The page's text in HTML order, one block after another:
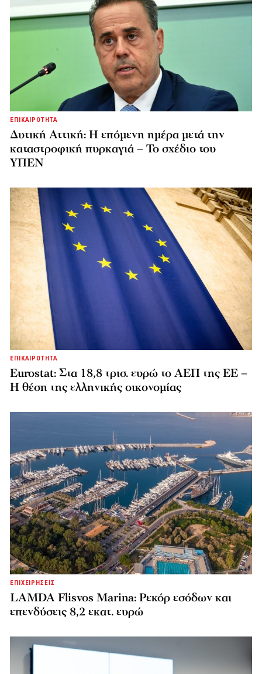
ΕΠΙΚΑΙΡΟΤΗΤΑ
Δυτική Αττική: Η επόμενη ημέρα μετά την
καταστροφική πυρκαγιά – Το σχέδιο του
ΥΠΕΝ
ΕΠΙΚΑΙΡΟΤΗΤΑ
Eurostat: Στα 18,8 τρισ. ευρώ το ΑΕΠ της ΕΕ –
Η θέση της ελληνικής οικονομίας
ΕΠΙΧΕΙΡΗΣΕΙΣ
LAMDA Flisvos Marina: Ρεκόρ εσόδων και
επενδύσεις 8,2 εκατ. ευρώ